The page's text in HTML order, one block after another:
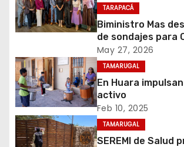
c
i
ó
n
d
e
TARAPACÁ
Biministro Mas
de sondajes para
Colorado
May 27, 2026
TAMARUGAL
En Huara
activo
Feb 10, 2025
TAMARUGAL
SEREMI de Salud